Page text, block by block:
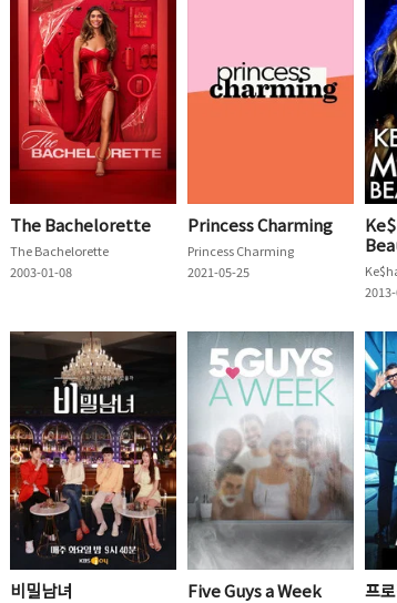
The Bachelorette
The Bachelorette
2003-01-08
Princess Charming
Princess Charming
2021-05-25
비밀남녀 Five Guys a Week 프